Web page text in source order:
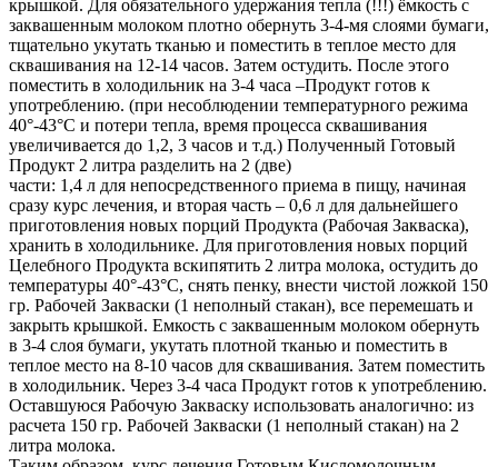
крышкой. Для обязательного удержания тепла (!!!) ёмкость с
заквашенным молоком плотно обернуть 3-4-мя слоями бумаги,
тщательно укутать тканью и поместить в теплое место для
сквашивания на 12-14 часов. Затем остудить. После этого
поместить в холодильник на 3-4 часа –Продукт готов к
употреблению. (при несоблюдении температурного режима
40°-43°С и потери тепла, время процесса сквашивания
увеличивается до 1,2, 3 часов и т.д.) Полученный Готовый
Продукт 2 литра разделить на 2 (две)
части: 1,4 л для непосредственного приема в пищу, начиная
сразу курс лечения, и вторая часть – 0,6 л для дальнейшего
приготовления новых порций Продукта (Рабочая Закваска),
хранить в холодильнике. Для приготовления новых порций
Целебного Продукта вскипятить 2 литра молока, остудить до
температуры 40°-43°С, снять пенку, внести чистой ложкой 150
гр. Рабочей Закваски (1 неполный стакан), все перемешать и
закрыть крышкой. Емкость с заквашенным молоком обернуть
в 3-4 слоя бумаги, укутать плотной тканью и поместить в
теплое место на 8-10 часов для сквашивания. Затем поместить
в холодильник. Через 3-4 часа Продукт готов к употреблению.
Оставшуюся Рабочую Закваску использовать аналогично: из
расчета 150 гр. Рабочей Закваски (1 неполный стакан) на 2
литра молока.